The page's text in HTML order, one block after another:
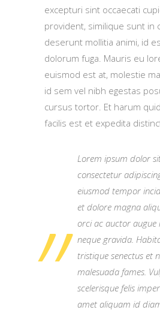
excepturi sint occaecati
provident, similique sunt in
deserunt mollitia animi, id
dolorum fuga. Mauris eu
euismod est at, molestie
id sem vel nibh egestas
cursus tortor. Et harum
facilis est et expedita
Lorem ipsum dolor
consectetur
eiusmod tempor
et dolore magna
orci ac auctor augue
neque gravida.
tristique senectus et
malesuada fames.
scelerisque felis
amet aliquam id